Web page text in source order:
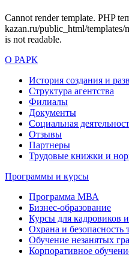
Cannot render template. PHP
kazan.ru/public_html/
is not readable.
О РАРК
История создания и
Структура агентства
Филиалы
Документы
Социальная
Отзывы
Партнеры
Трудовые книжки и
Программы и курсы
Программа МВА
Бизнес-образование
Курсы для кадровиков
Охрана и безопасность
Обучение незанятых
Корпоративное